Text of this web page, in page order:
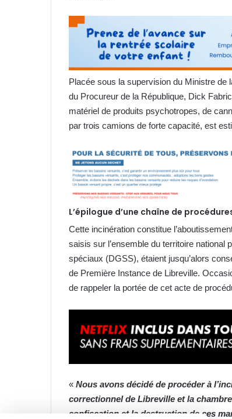
Placée sous la supervision du Ministre
du Procureur de la République, Dick
matériel de produits psychotropes, de
par trois camions de forte capacité, est
L’épilogue d’une chaîne de
Cette incinération constitue
saisis sur l’ensemble du territoire national
spéciaux (DGSS), étaient jusqu’alors
de Première Instance de Libreville.
de rappeler la portée de cet acte de
« Nous avons décidé de procéder à
correctionnel de Libreville et la
confiscation et la destruction de ces